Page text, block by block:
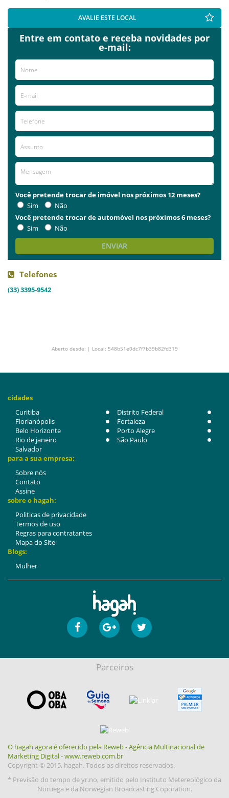
AVALIE ESTE LOCAL
Entre em contato e receba novidades por
e-mail:
Você pretende trocar de imóvel nos próximos 12 meses?
Sim
Não
Você pretende trocar de automóvel nos próximos 6 meses?
Sim
Não
ENVIAR
Telefones
(33) 3395-9542
Aberto desde: | Local: 548b51e0dc7f7b39b82fd319
cidades
Curitiba
Distrito Federal
Florianópolis
Fortaleza
Belo Horizonte
Porto Alegre
Rio de janeiro
São Paulo
Salvador
para a sua empresa:
Sobre nós
Contato
Assine
sobre o hagah:
Politicas de privacidade
Termos de uso
Regras para contratantes
Mapa do Site
Blogs:
Mulher
Parceiros
O hagah agora é oferecido pela Reweb - Agência Multinacional de
Marketing Digital - www.reweb.com.br
Copyright © 2015, hagah. Todos os direitos reservados.
* Previsão do tempo de yr.no, emitido pelo Instituto Metereológico da
Noruega e da Norwegian Broadcasting Coporation.